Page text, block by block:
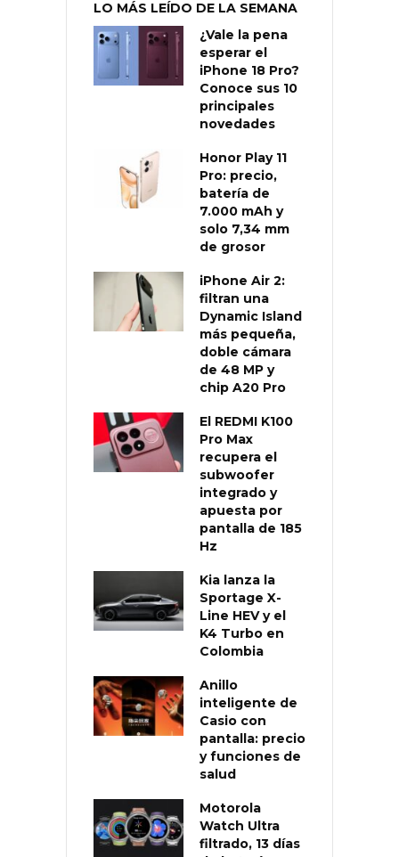
LO MÁS LEÍDO DE LA SEMANA
¿Vale la pena
esperar el
iPhone 18 Pro?
Conoce sus 10
principales
novedades
Honor Play 11
Pro: precio,
batería de
7.000 mAh y
solo 7,34 mm
de grosor
iPhone Air 2:
filtran una
Dynamic Island
más pequeña,
doble cámara
de 48 MP y
chip A20 Pro
El REDMI K100
Pro Max
recupera el
subwoofer
integrado y
apuesta por
pantalla de 185
Hz
Kia lanza la
Sportage X-
Line HEV y el
K4 Turbo en
Colombia
Anillo
inteligente de
Casio con
pantalla: precio
y funciones de
salud
Motorola
Watch Ultra
filtrado, 13 días